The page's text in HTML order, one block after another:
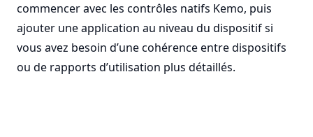
commencer avec les contrôles natifs Kemo, puis
ajouter une application au niveau du dispositif si
vous avez besoin d’une cohérence entre dispositifs
ou de rapports d’utilisation plus détaillés.